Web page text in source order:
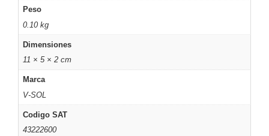
Network
Video
Recorders
-
PinholeProfesionales
/ 4G /
Inalámbricas
Peso
0.10 kg
Dimensiones
11 × 5 × 2 cm
Marca
V-SOL
Codigo SAT
43222600